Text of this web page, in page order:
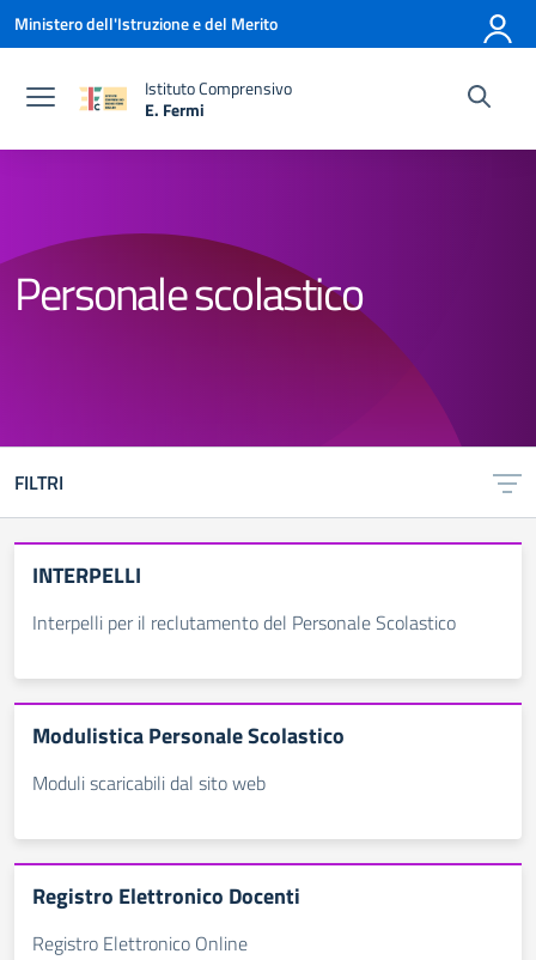
Vai ai contenuti
Vai al menu di navigazione
Vai al footer
Ministero dell'Istruzione e del Merito
Istituto Comprensivo
E. Fermi
Personale scolastico
FILTRI
INTERPELLI
Interpelli per il reclutamento del Personale Scolastico
Modulistica Personale Scolastico
Moduli scaricabili dal sito web
Registro Elettronico Docenti
Registro Elettronico Online